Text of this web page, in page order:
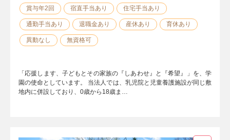
賞与年2回 宿直手当あり 住宅手当あり
通勤手当あり 退職金あり 産休あり 育休あり
異動なし 無資格可
「応援します、子どもとその家族の『しあわせ』と『希望』」を、学
園の使命としています。 当法人では、乳児院と児童養護施設が同じ敷
地内に併設しており、0歳から18歳ま…